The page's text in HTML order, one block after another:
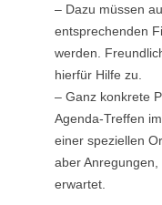
– Dazu müssen
entsprechenden
werden.
hierfür Hilfe zu.
– Ganz konkrete
Agenda-Treffen
einer speziellen
aber
erwartet.